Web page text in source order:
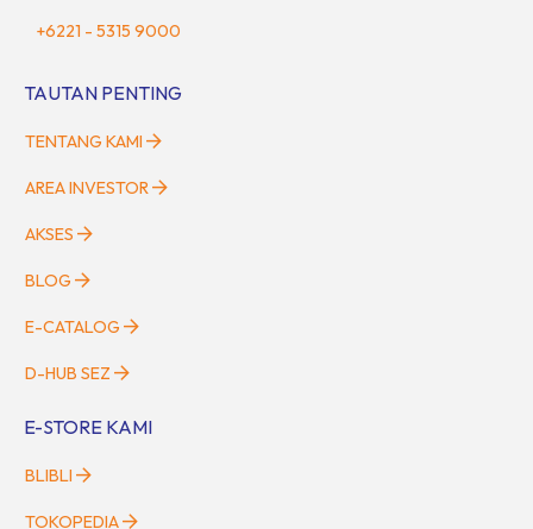
+6221 - 5315 9000
TAUTAN PENTING
TENTANG KAMI
AREA INVESTOR
AKSES
BLOG
E-CATALOG
D-HUB SEZ
E-STORE KAMI
BLIBLI
TOKOPEDIA